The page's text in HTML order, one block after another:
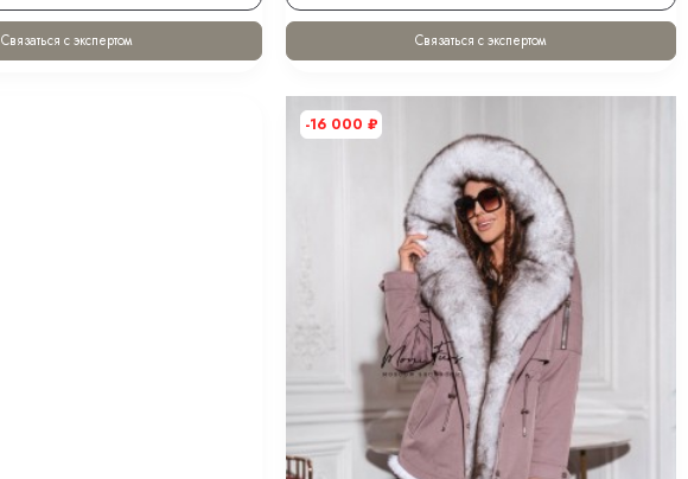
Связаться с экспертом Связаться с экспертом
-16 000 ₽